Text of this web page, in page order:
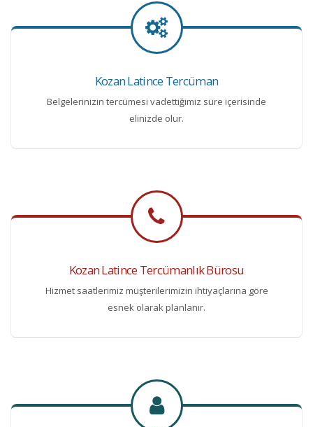
Kozan Latince Tercüman
Belgelerinizin tercümesi vadettiğimiz süre içerisinde
elinizde olur.
Kozan Latince Tercümanlık Bürosu
Hizmet saatlerimiz müşterilerimizin ihtiyaçlarına göre
esnek olarak planlanır.